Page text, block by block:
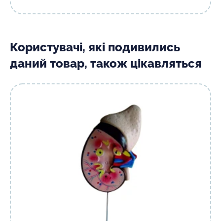
Користувачі, які подивились
даний товар, також цікавляться